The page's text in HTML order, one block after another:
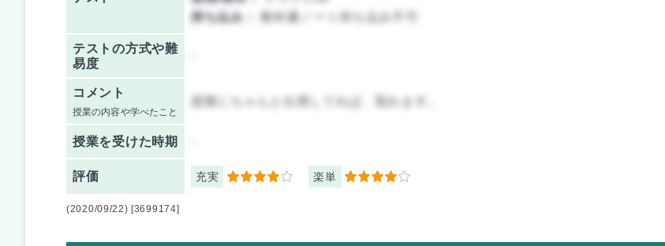
持ち込み：
教科書ノート持ち込み不可
テストの方式や難
易度
コメント
授業の内容や学べたこと
授業にちゃんと出席してれば、取れます。
授業を受けた時期
評価 充実 4 楽単 4
(2020/09/22) [3699174]